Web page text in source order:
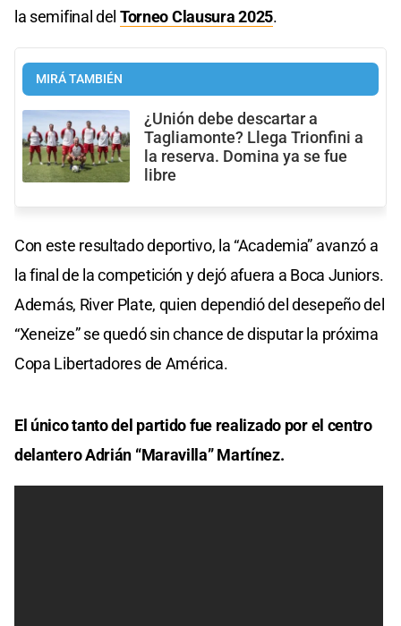
la semifinal del Torneo Clausura 2025.
MIRÁ TAMBIÉN
¿Unión debe descartar a
Tagliamonte? Llega Trionfini a
la reserva. Domina ya se fue
libre
Con este resultado deportivo, la “Academia” avanzó a
la final de la competición y dejó afuera a Boca Juniors.
Además, River Plate, quien dependió del desepeño del
“Xeneize” se quedó sin chance de disputar la próxima
Copa Libertadores de América.
El único tanto del partido fue realizado por el centro
delantero Adrián “Maravilla” Martínez.